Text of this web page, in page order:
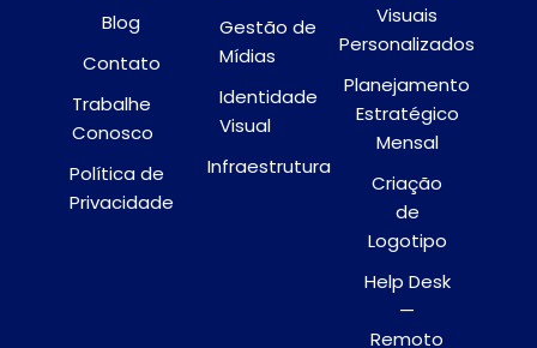
Blog
Contato
Trabalhe
Conosco
Política de
Privacidade
Gestão de
Mídias
Identidade
Visual
Infraestrutura
Visuais
Personalizados
Planejamento
Estratégico
Mensal
Criação
de
Logotipo
Help Desk
—
Remoto